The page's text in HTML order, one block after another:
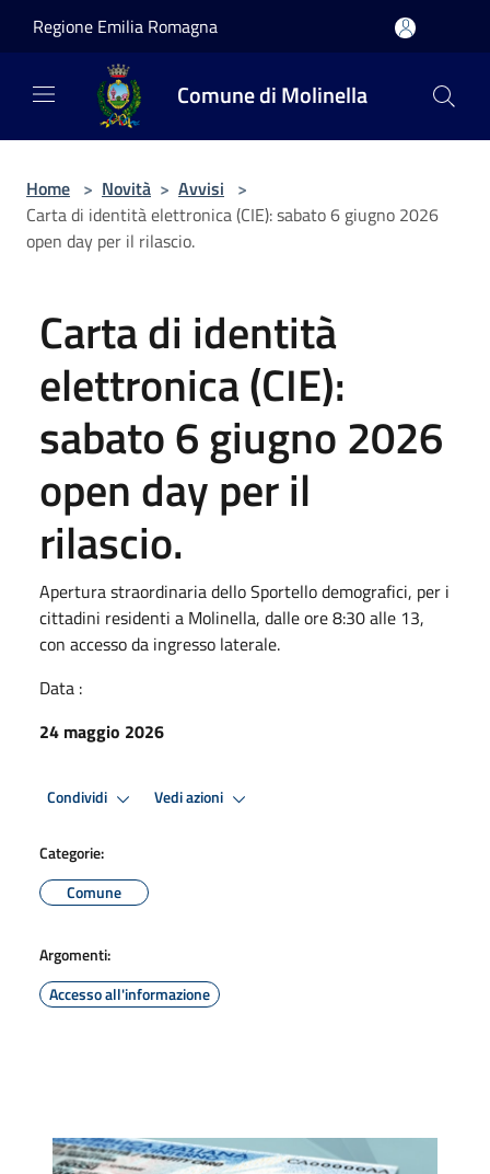
Regione Emilia Romagna
Comune di Molinella
Home > Novità > Avvisi >
Carta di identità elettronica (CIE): sabato 6 giugno 2026
open day per il rilascio.
Carta di identità
elettronica (CIE):
sabato 6 giugno 2026
open day per il
rilascio.
Apertura straordinaria dello Sportello demografici, per i
cittadini residenti a Molinella, dalle ore 8:30 alle 13,
con accesso da ingresso laterale.
Data :
24 maggio 2026
Condividi Vedi azioni
Categorie:
Comune
Argomenti:
Accesso all'informazione